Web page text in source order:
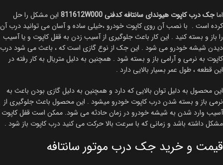
اماجک درب کاپوت هیوندای سانتافه کدفنی 811612W000
این مشکل را حل
کرده است . با نصب آن روی کاپوت خودرو ،خیلی ساده و آسان می توانید درب آن
را باز و بسته کنید . این کار باعث جلوگیری از آسیب زدن به قفل کاپوت و یا آسیب
دیدن شیشه خودرو می شود . این جک از نوع گازی است که ، باعث می شود درب
کاپوت به نرمی و آرامی باز و بسته شود . همچنین به دلیل متریال به کار رفته در
این قطعه ، طول عمر بسیار بالایی دارد .
این محصول به دلیل توان بالایی که دارد و همچنین به دلیل گازی بودن باعث به
نرمی باز و بسته شدن درب کاپوت خودرو میشود . این محصول باعث جلوگیری از
آسیب وارد شدن به شیشه خودرو در زمان حادثه می شود. ممکن است قفل کاپوت
مشکل داشته باشد و زمانی که با سرعت بالا حرکت می کنید درب کاپوت باز شود .
قیمت و خرید جک درب موتور سانتافه